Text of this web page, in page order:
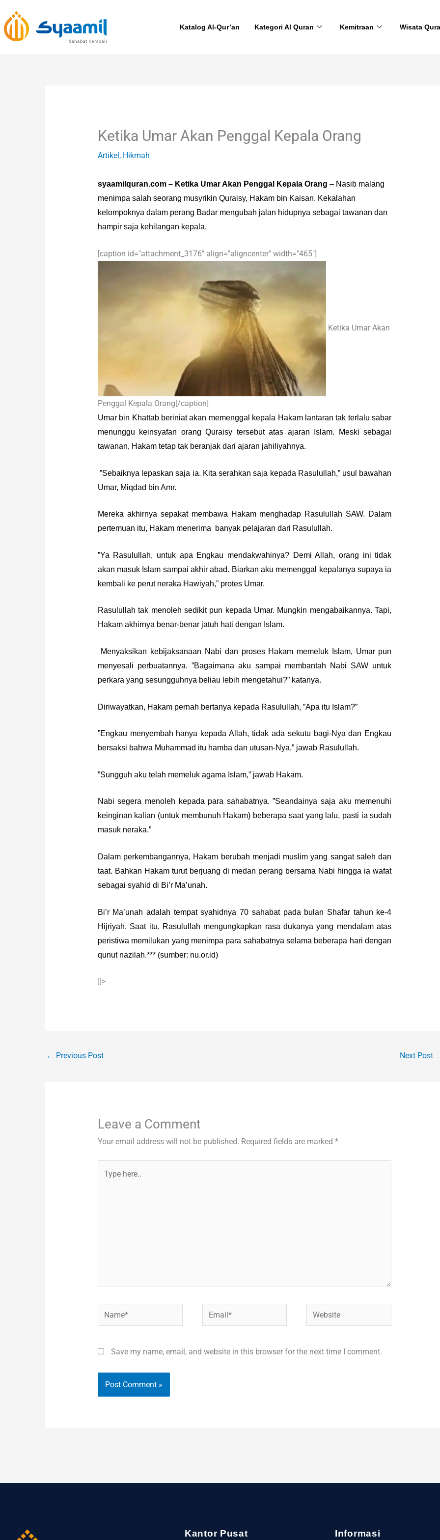
to
content
Katalog Al-Qur’an Kategori Al Quran Kemitraan Wisata
Ketika Umar Akan Penggal Kepala Orang
Artikel , Hikmah
syaamilquran.com – Ketika Umar Akan Penggal Kepala Orang – Nasib malang
menimpa salah seorang musyrikin Quraisy, Hakam bin Kaisan. Kekalahan
kelompoknya dalam perang Badar mengubah jalan hidupnya sebagai tawanan dan
hampir saja kehilangan kepala.
[caption id="attachment_3176" align="aligncenter" width="465"]
Ketika Umar Akan
Penggal Kepala Orang[/caption]
Umar bin Khattab beriniat akan memenggal kepala Hakam lantaran tak terlalu sabar
menunggu keinsyafan orang Quraisy tersebut atas ajaran Islam. Meski sebagai
tawanan, Hakam tetap tak beranjak dari ajaran jahiliyahnya.
”Sebaiknya lepaskan saja ia. Kita serahkan saja kepada Rasulullah,” usul bawahan
Umar, Miqdad bin Amr.
Mereka akhirnya sepakat membawa Hakam menghadap Rasulullah SAW. Dalam
pertemuan itu, Hakam menerima banyak pelajaran dari Rasulullah.
”Ya Rasulullah, untuk apa Engkau mendakwahinya? Demi Allah, orang ini tidak
akan masuk Islam sampai akhir abad. Biarkan aku memenggal kepalanya supaya ia
kembali ke perut neraka Hawiyah,” protes Umar.
Rasulullah tak menoleh sedikit pun kepada Umar. Mungkin mengabaikannya. Tapi,
Hakam akhirnya benar-benar jatuh hati dengan Islam.
Menyaksikan kebijaksanaan Nabi dan proses Hakam memeluk Islam, Umar pun
menyesali perbuatannya. ”Bagaimana aku sampai membantah Nabi SAW untuk
perkara yang sesungguhnya beliau lebih mengetahui?” katanya.
Diriwayatkan, Hakam pernah bertanya kepada Rasulullah, ”Apa itu Islam?”
”Engkau menyembah hanya kepada Allah, tidak ada sekutu bagi-Nya dan Engkau
bersaksi bahwa Muhammad itu hamba dan utusan-Nya,” jawab Rasulullah.
”Sungguh aku telah memeluk agama Islam,” jawab Hakam.
Nabi segera menoleh kepada para sahabatnya. ”Seandainya saja aku memenuhi
keinginan kalian (untuk membunuh Hakam) beberapa saat yang lalu, pasti ia sudah
masuk neraka.”
Dalam perkembangannya, Hakam berubah menjadi muslim yang sangat saleh dan
taat. Bahkan Hakam turut berjuang di medan perang bersama Nabi hingga ia wafat
sebagai syahid di Bi’r Ma’unah.
Bi’r Ma’unah adalah tempat syahidnya 70 sahabat pada bulan Shafar tahun ke-4
Hijriyah. Saat itu, Rasulullah mengungkapkan rasa dukanya yang mendalam atas
peristiwa memilukan yang menimpa para sahabatnya selama beberapa hari dengan
qunut nazilah.*** (sumber: nu.or.id)
]]>
← Previous Post Next Post
Leave a Comment
Your email address will not be published. Required fields are marked *
here..
Name* Email* Website
Save my name, email, and website in this browser for the next time I comment.
Kantor Pusat Informasi